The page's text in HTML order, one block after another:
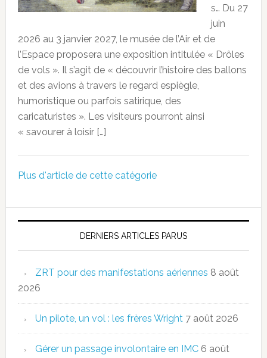
s… Du 27
juin
2026 au 3 janvier 2027, le musée de l’Air et de
l’Espace proposera une exposition intitulée « Drôles
de vols ». Il s’agit de « découvrir l’histoire des ballons
et des avions à travers le regard espiègle,
humoristique ou parfois satirique, des
caricaturistes ». Les visiteurs pourront ainsi
« savourer à loisir […]
Plus d'article de cette catégorie
DERNIERS ARTICLES PARUS
ZRT pour des manifestations aériennes 8 août
2026
Un pilote, un vol : les frères Wright 7 août 2026
Gérer un passage involontaire en IMC 6 août